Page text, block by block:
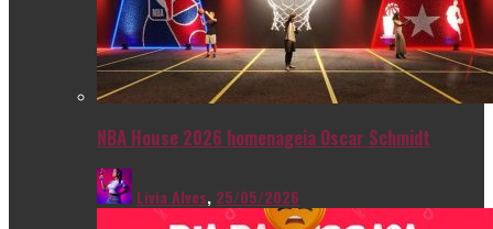
NBA House 2026 homenageia Oscar Schmidt
Livia Alves, 25/05/2026